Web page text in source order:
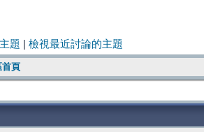
題 檢視最近討論的主題
首頁